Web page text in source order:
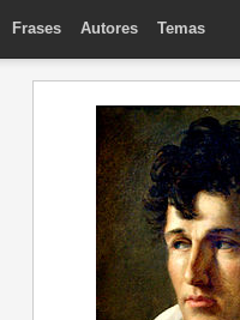
Frases Autores Temas